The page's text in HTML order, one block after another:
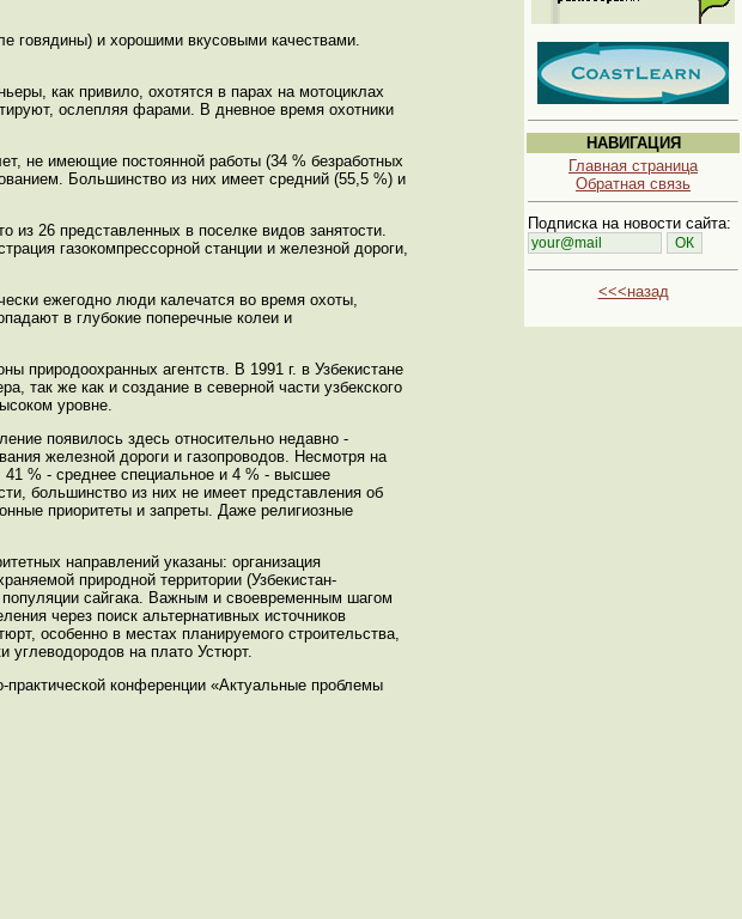
говядины) и хорошими вкусовыми качествами.
как привило, охотятся в парах на мотоциклах
ослепляя фарами. В дневное время охотники
не имеющие постоянной работы (34 % безработных
Большинство из них имеет средний (55,5 %) и
26 представленных в поселке видов занятости.
газокомпрессорной станции и железной дороги,
ежегодно люди калечатся во время охоты,
в глубокие поперечные колеи и
природоохранных агентств. В 1991 г. в Узбекистане
так же как и создание в северной части узбекского
уровне.
появилось здесь относительно недавно -
железной дороги и газопроводов. Несмотря на
% - среднее специальное и 4 % - высшее
большинство из них не имеет представления об
приоритеты и запреты. Даже религиозные
направлений указаны: организация
природной территории (Узбекистан-
популяции сайгака. Важным и своевременным шагом
через поиск альтернативных источников
особенно в местах планируемого строительства,
углеводородов на плато Устюрт.
конференции «Актуальные проблемы
НАВИГАЦИЯ
Главная страница
Обратная связь
Подписка на новости сайта:
<<<назад